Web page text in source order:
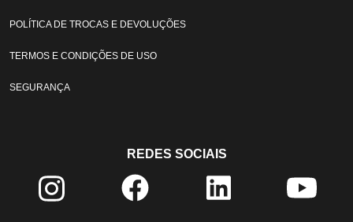
POLÍTICA DE TROCAS E DEVOLUÇÕES
TERMOS E CONDIÇÕES DE USO
SEGURANÇA
REDES SOCIAIS